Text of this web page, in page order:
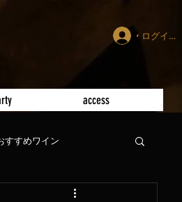
ログイン
access
すすめワイン